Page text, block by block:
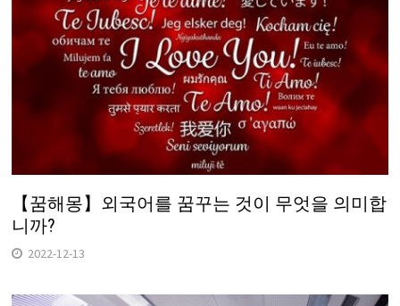
【꿈해몽】외국어를 꿈꾸는 것이 무엇을 의미합
니까?
2022-12-13